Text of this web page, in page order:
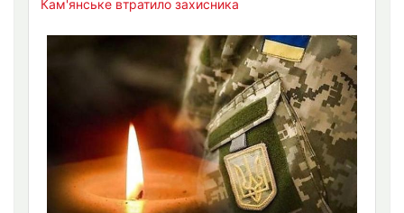
Кам'янське втратило захисника